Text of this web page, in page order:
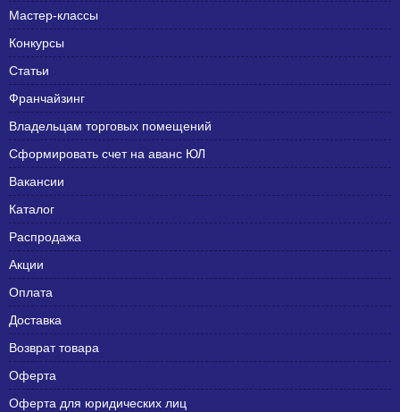
Мастер-классы
Конкурсы
Статьи
Франчайзинг
Владельцам торговых помещений
Сформировать счет на аванс ЮЛ
Вакансии
Каталог
Распродажа
Акции
Оплата
Доставка
Возврат товара
Оферта
Оферта для юридических лиц